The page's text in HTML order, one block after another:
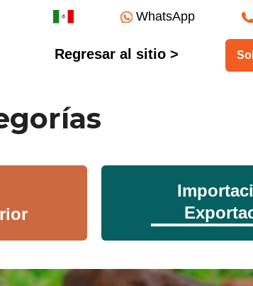
WhatsApp
Regresar al sitio >